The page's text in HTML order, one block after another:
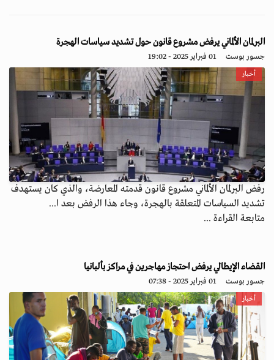
البرلمان الألماني يرفض مشروع قانون حول تشديد سياسات الهجرة
جسور بوست 01 فبراير 2025 - 19:02
أخبار
رفض البرلمان الألماني مشروع قانون قدمته المعارضة، والذي كان يستهدف
تشديد السياسات المتعلقة بالهجرة، وجاء هذا الرفض بعد ا...
متابعة القراءة ...
القضاء الإيطالي يرفض احتجاز مهاجرين في مراكز بألبانيا
جسور بوست 01 فبراير 2025 - 07:38
أخبار